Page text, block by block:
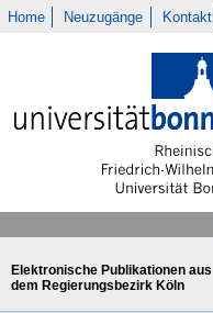
Home Neuzugänge Kontakt
Elektronische Publikationen aus
dem Regierungsbezirk Köln